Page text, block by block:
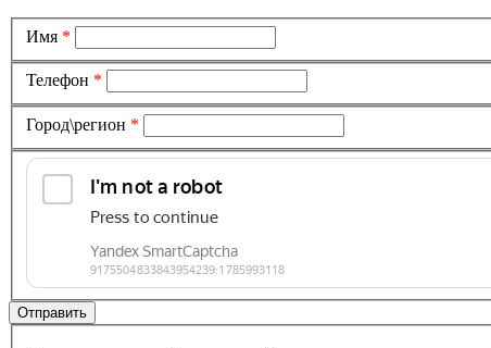
Имя *
Телефон *
Город\регион *